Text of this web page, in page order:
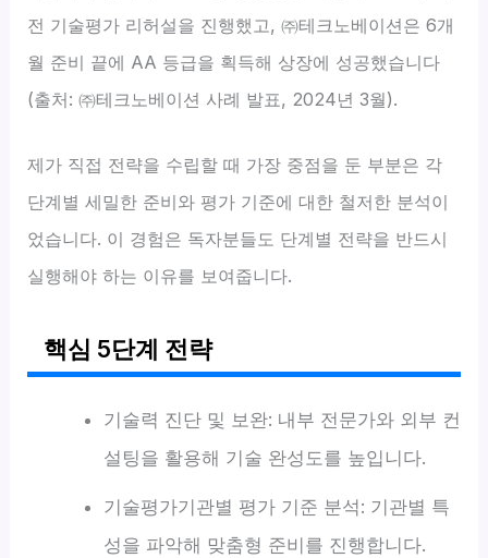
전 기술평가 리허설을 진행했고, ㈜테크노베이션은 6개
월 준비 끝에 AA 등급을 획득해 상장에 성공했습니다
(출처: ㈜테크노베이션 사례 발표, 2024년 3월).
제가 직접 전략을 수립할 때 가장 중점을 둔 부분은 각
단계별 세밀한 준비와 평가 기준에 대한 철저한 분석이
었습니다. 이 경험은 독자분들도 단계별 전략을 반드시
실행해야 하는 이유를 보여줍니다.
핵심 5단계 전략
기술력 진단 및 보완: 내부 전문가와 외부 컨
설팅을 활용해 기술 완성도를 높입니다.
기술평가기관별 평가 기준 분석: 기관별 특
성을 파악해 맞춤형 준비를 진행합니다.